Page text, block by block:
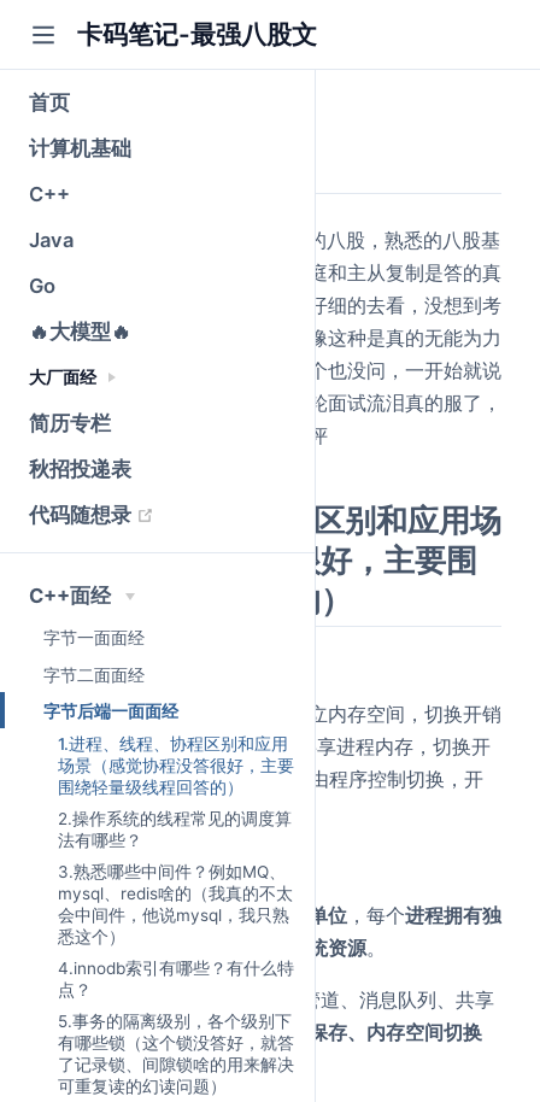
卡码笔记-最强八股文
首页
计算机基础
C++
Java
Go
🔥大模型🔥
大厂面经
简历专栏
秋招投递表
代码随想录
(opens new window)
C++面经
字节一面面经
字节二面面经
字节后端一面面经
1.进程、线程、协程区别和应用
场景（感觉协程没答很好，主要
围绕轻量级线程回答的）
2.操作系统的线程常见的调度算
法有哪些？
3.熟悉哪些中间件？例如MQ、
mysql、redis啥的（我真的不太
会中间件，他说mysql，我只熟
悉这个）
4.innodb索引有哪些？有什么特
点？
5.事务的隔离级别，各个级别下
有哪些锁（这个锁没答好，就答
了记录锁、间隙锁啥的用来解决
可重复读的幻读问题）
2026-05-25
全过程50min左右，没有考很难的八股，熟悉的八股基
本上答的很全面，但是例如拜占庭和主从复制是答的真
的不好，这些了解过但是没有很仔细的去看，没想到考
了，虽然每个问题我都能说，但像这种是真的无能为力
感觉最后应该是无了，项目他一个也没问，一开始就说
考基础知识和算法，而且还要三轮面试流泪真的服了，
字节我第一次面试，感觉会脏面评
1.进程、线程、协程区别和应用场
景（感觉协程没答很好，主要围
绕轻量级线程回答的）
简要回答：
进程：资源分配最小单位，有独立内存空间，切换开销
大线程：CPU调度最小单位，共享进程内存，切换开
销中等协程：用户态"微线程"，由程序控制切换，开
销极小
详细回答：
进程是操作系统资源分配的基本单位 ，每个进程拥有独
立的地址空间、文件描述符等系统资源。
进程间通信需要
（管道、消息队列、共享
内存等）。进程切换涉及上下文保存、内存空间切换
等，开销较大。